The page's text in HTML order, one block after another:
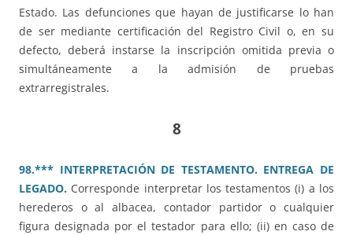
Estado. Las defunciones que hayan de justificarse lo han
de ser mediante certificación del Registro Civil o, en su
defecto, deberá instarse la inscripción omitida previa o
simultáneamente a la admisión de pruebas
extrarregistrales.
8
98.*** INTERPRETACIÓN DE TESTAMENTO. ENTREGA DE
LEGADO. Corresponde interpretar los testamentos (i) a los
herederos o al albacea, contador partidor o cualquier
figura designada por el testador para ello; (ii) en caso de